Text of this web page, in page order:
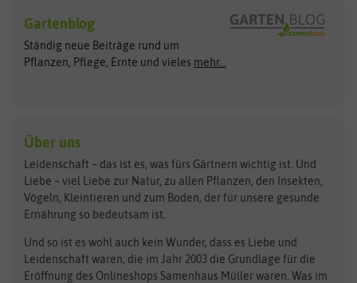
Exotische Samen
Gemüsesamen
Gründünger
Kräutersamen
Obstsamen
Pilzbrut
Rasensamen
Steckzwiebeln
Zimmer & Kübelpflanzen
Kataloge
Schnäppchen
Arche Noah
ASB Greenworld
Benary
Bingenheimer Saatgut
Bionana
BIOWOL
Blumicorn
Clever Pots
COMPO
Dürr-Samen
Feldsaaten Freudenberger
Fertil
Gartenblog
Ständig neue Beiträge rund um
Pflanzen, Pflege, Ernte und vieles mehr...
Über uns
Leidenschaft – das ist es, was fürs Gärtnern wichtig ist. Und
Liebe – viel Liebe zur Natur, zu allen Pflanzen, den Insekten,
Vögeln, Kleintieren und zum Boden, der für unsere gesunde
Ernährung so bedeutsam ist.
Und so ist es wohl auch kein Wunder, dass es Liebe und
Leidenschaft waren, die im Jahr 2003 die Grundlage für die
Eröffnung des Onlineshops Samenhaus Müller waren. Was im